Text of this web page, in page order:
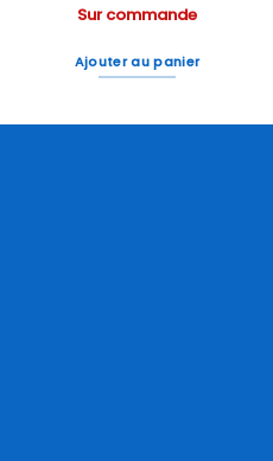
Sur commande
Ajouter au panier